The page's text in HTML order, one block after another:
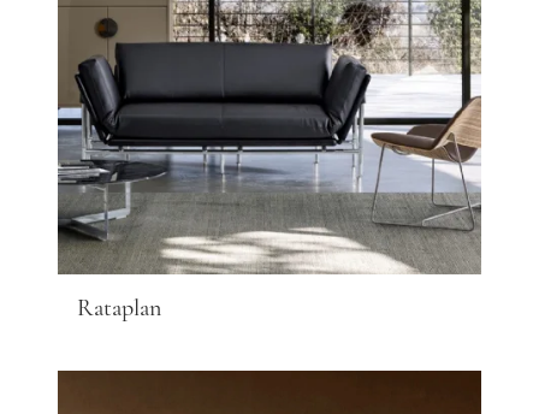
Rataplan